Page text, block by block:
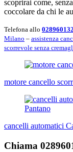
scoprirai come,
coccolare da chi le
Telefona allo
Milano – assistenza
scorrevole senza
Navigazione
articoli
motore cancello
cancelli automatici
Chiama